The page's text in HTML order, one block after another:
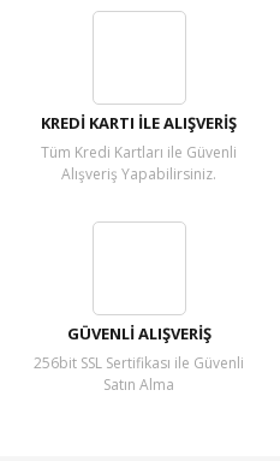
KREDİ KARTI İLE ALIŞVERİŞ
Tüm Kredi Kartları ile Güvenli
Alışveriş Yapabilirsiniz.
GÜVENLİ ALIŞVERİŞ
256bit SSL Sertifikası ile Güvenli
Satın Alma